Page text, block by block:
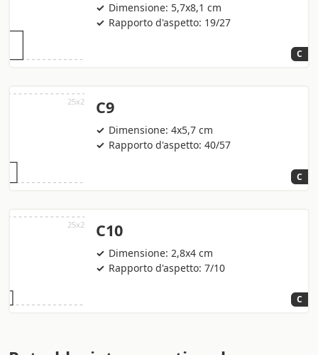
Dimensione: 5,7x8,1 cm
Rapporto d'aspetto: 19/27
C
C9
Dimensione: 4x5,7 cm
Rapporto d'aspetto: 40/57
C
C10
Dimensione: 2,8x4 cm
Rapporto d'aspetto: 7/10
C